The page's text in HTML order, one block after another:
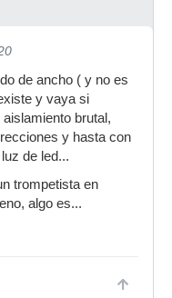
de ancho ( y no es
y vaya si
brutal,
y hasta con
de led...
trompetista en
algo es...